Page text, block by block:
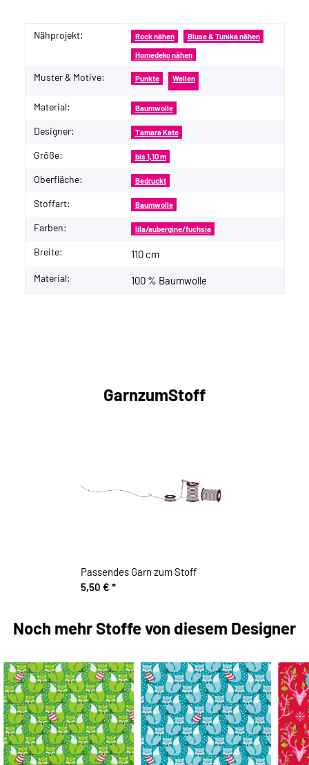
Produkteigenschaft
Wert
Nähprojekt: Rock nähen Bluse & Tunika nähen
Homedeko nähen
Muster & Motive: Punkte Wellen
Material: Baumwolle
Designer: Tamara Kate
Größe: bis 1,10 m
Oberfläche: Bedruckt
Stoffart: Baumwolle
Farben: lila/aubergine/fuchsia
Breite: 110 cm
Material: 100 % Baumwolle
GarnzumStoff
Passendes Garn zum Stoff
5,50 € *
Noch mehr Stoffe von diesem Designer